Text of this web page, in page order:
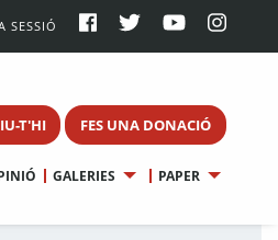
SESSIÓ
T'HI FES UNA DONACIÓ
GALERIES PAPER